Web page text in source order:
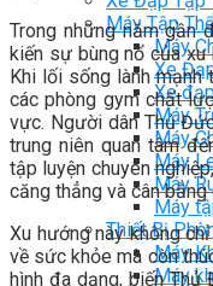
Máy Tập
Máy
Xe
Xe
Máy
Máy
Máy
Máy
Máy
Thiết Bị
Máy
Máy
Trong những năm gần
kiến sự bùng nổ của xu
Khi lối sống lành mạnh
các phòng gym chất
vực. Người dân Thủ
trung niên quan tâm
tập luyện chuyên
căng thẳng và cân bằng
Xu hướng này không
về sức khỏe mà còn
hình đa dạng, biến